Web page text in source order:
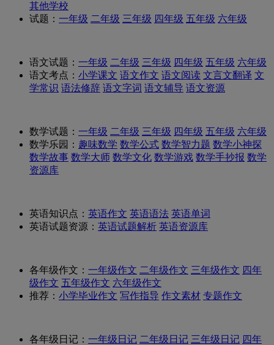
其他学校
试题： 一年级 二年级 三年级 四年级 五年级 六年级
语文试题： 一年级 二年级 三年级 四年级 五年级 六年级
语文考点： 小学课文 语文作文 语文阅读 文言文翻译 文
学常识 语法修辞 语文字词 语文辅导 语文资源
数学试题： 一年级 二年级 三年级 四年级 五年级 六年级
数学乐园： 趣味数学 数学公式 数学智力题 数学小神探
数学故事 数学大师 数学文化 数学游戏 数学手抄报 数学
资源库
英语知识点： 英语作文 英语语法 英语单词
英语试题资源： 英语试题解析 英语资源库
各年级作文： 一年级作文 二年级作文 三年级作文 四年
级作文 五年级作文 六年级作文
推荐： 小学毕业作文 写作指导 作文素材 专题作文
各年级日记： 一年级日记 二年级日记 三年级日记 四年